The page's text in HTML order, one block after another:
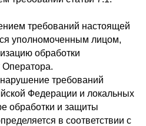
требований настоящей
уполномоченным лицом,
обработки
нарушение требований
Федерации и локальных
обработки и защиты
в соответствии с